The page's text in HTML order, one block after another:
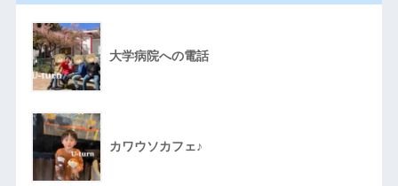
大学病院への電話
カワウソカフェ♪